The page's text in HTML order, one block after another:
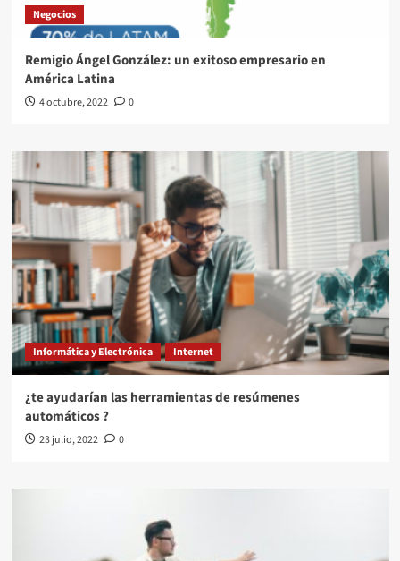
Negocios
Remigio Ángel González: un exitoso empresario en
América Latina
4 octubre, 2022 0
Informática y Electrónica Internet
¿te ayudarían las herramientas de resúmenes
automáticos ?
23 julio, 2022 0